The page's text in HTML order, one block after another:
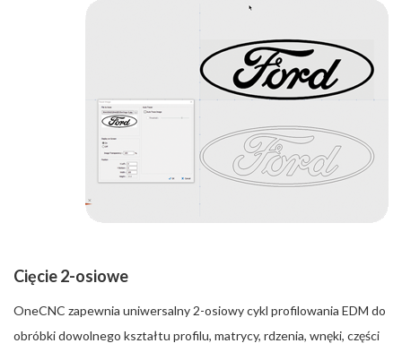
Cięcie 2-osiowe
OneCNC zapewnia uniwersalny 2-osiowy cykl profilowania EDM do
obróbki dowolnego kształtu profilu, matrycy, rdzenia, wnęki, części